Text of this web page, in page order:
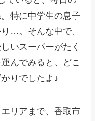
特に中学生の息子
…。そんな中で、
いスーパーがたく
んでみると、どこ
りでしたよ♪
リアまで、香取市